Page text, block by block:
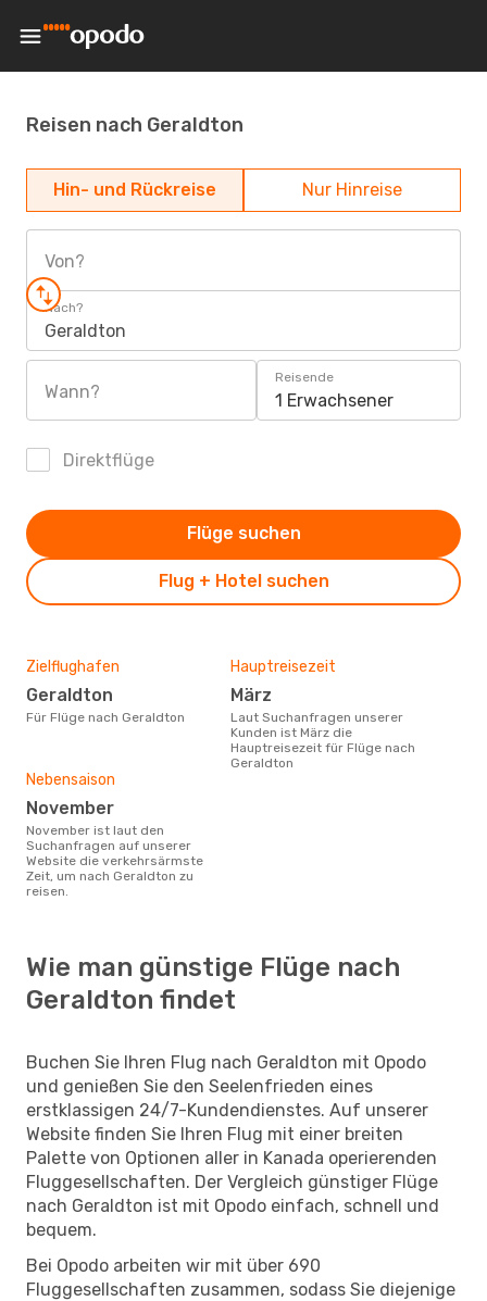
Reisen nach Geraldton
Hin- und Rückreise Nur Hinreise
Von?
Nach?
Geraldton
Wann?
Reisende
1 Erwachsener
Direktflüge
Flug + Hotel suchen
Flüge suchen
Zielflughafen
Geraldton
Für Flüge nach Geraldton
Hauptreisezeit
März
Laut Suchanfragen unserer
Kunden ist März die
Hauptreisezeit für Flüge nach
Geraldton
Nebensaison
November
November ist laut den
Suchanfragen auf unserer
Website die verkehrsärmste
Zeit, um nach Geraldton zu
reisen.
Wie man günstige Flüge nach
Geraldton findet
Buchen Sie Ihren Flug nach Geraldton mit Opodo
und genießen Sie den Seelenfrieden eines
erstklassigen 24/7-Kundendienstes. Auf unserer
Website finden Sie Ihren Flug mit einer breiten
Palette von Optionen aller in Kanada operierenden
Fluggesellschaften. Der Vergleich günstiger Flüge
nach Geraldton ist mit Opodo einfach, schnell und
bequem.
Bei Opodo arbeiten wir mit über 690
Fluggesellschaften zusammen, sodass Sie diejenige